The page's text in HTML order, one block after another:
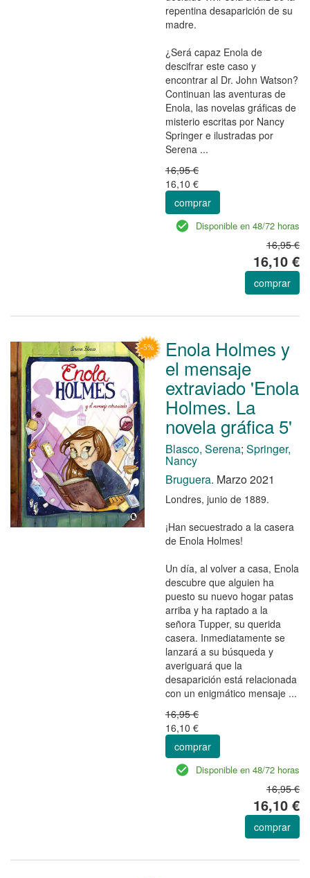
repentina desaparición de su
madre.
¿Será capaz Enola de
descifrar este caso y
encontrar al Dr. John Watson?
Continuan las aventuras de
Enola, las novelas gráficas de
misterio escritas por Nancy
Springer e ilustradas por
Serena ...
16,95 €
16,10 €
comprar
Disponible en 48/72 horas
16,95 €
16,10 €
comprar
Enola Holmes y
el mensaje
extraviado 'Enola
Holmes. La
novela gráfica 5'
Blasco, Serena; Springer,
Nancy
Bruguera. Marzo 2021
Londres, junio de 1889.
¡Han secuestrado a la casera
de Enola Holmes!
Un día, al volver a casa, Enola
descubre que alguien ha
puesto su nuevo hogar patas
arriba y ha raptado a la
señora Tupper, su querida
casera. Inmediatamente se
lanzará a su búsqueda y
averiguará que la
desaparición está relacionada
con un enigmático mensaje ...
16,95 €
16,10 €
comprar
Disponible en 48/72 horas
16,95 €
16,10 €
comprar